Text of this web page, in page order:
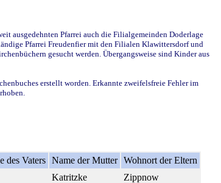
ausgedehnten Pfarrei auch die Filialgemeinden Doderlage
Pfarrei Freudenfier mit den Filialen Klawittersdorf und
gesucht werden. Übergangsweise sind Kinder aus
erstellt worden. Erkannte zweifelsfreie Fehler im
des Vaters Name der Mutter Wohnort der Eltern
Katritzke
Zippnow